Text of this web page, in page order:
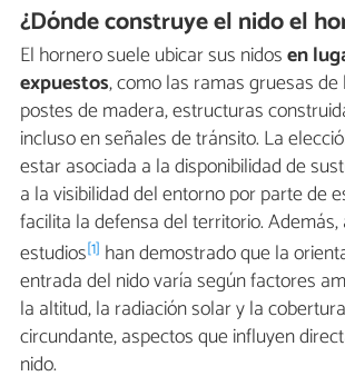
¿Dónde construye el nido el
El hornero suele ubicar sus nidosen
expuestos, como las ramas gruesas
postes de madera, estructuras
incluso en señales de tránsito. La
estar asociada a la disponibilidad de
a la visibilidad del entorno por parte de
facilita la defensa del territorio. Además,
estudios[1] han demostrado que la
entrada del nido varía según factores
la altitud, la radiación solar y la
circundante, aspectos que influyen
nido.